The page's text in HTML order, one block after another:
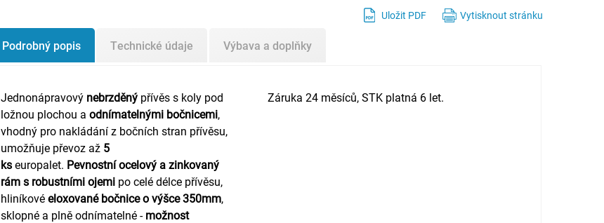
Uložit PDF Vytisknout stránku
Podrobný popis Technické údaje Výbava a doplňky
Jednonápravový nebrzděný přívěs s koly pod
ložnou plochou a odnímatelnými bočnicemi,
vhodný pro nakládání z bočních stran přívěsu,
umožňuje převoz až 5
kseuropalet. Pevnostní ocelový a zinkovaný
rám s robustními ojemi po celé délce přívěsu,
hliníkovéeloxované bočnice o výšce 350mm,
sklopné a plně odnímatelné -možnost
Záruka 24 měsíců, STK platná 6 let.